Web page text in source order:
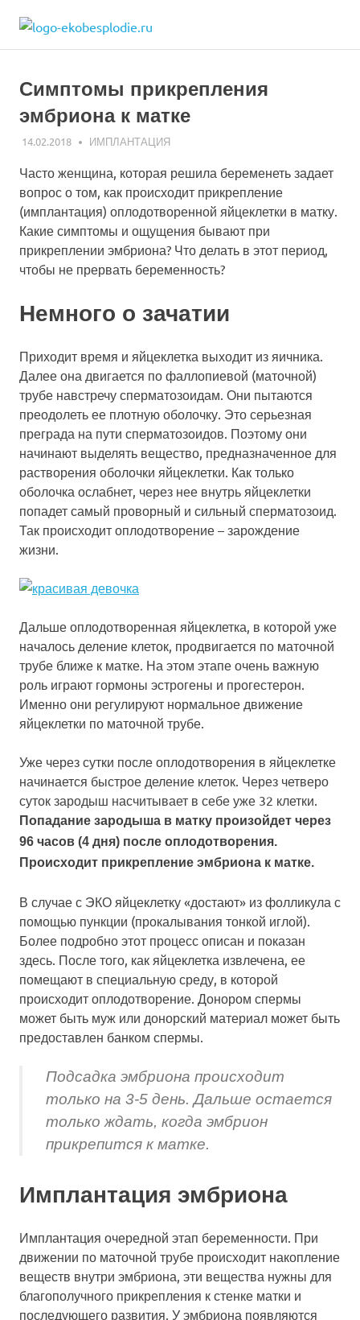
content
и
лечении
бесплодия
Симптомы прикрепления
эмбриона к матке
14.02.2018 ЭКО-1
ИМПЛАНТАЦИЯ
Часто женщина, которая решила беременеть задает
вопрос о том, как происходит прикрепление
(имплантация) оплодотворенной яйцеклетки в матку.
Какие симптомы и ощущения бывают при
прикреплении эмбриона? Что делать в этот период,
чтобы не прервать беременность?
Немного о зачатии
Приходит время и яйцеклетка выходит из яичника.
Далее она двигается по фаллопиевой (маточной)
трубе навстречу сперматозоидам. Они пытаются
преодолеть ее плотную оболочку. Это серьезная
преграда на пути сперматозоидов. Поэтому они
начинают выделять вещество, предназначенное для
растворения оболочки яйцеклетки. Как только
оболочка ослабнет, через нее внутрь яйцеклетки
попадет самый проворный и сильный сперматозоид.
Так происходит оплодотворение – зарождение
жизни.
Дальше оплодотворенная яйцеклетка, в которой уже
началось деление клеток, продвигается по маточной
трубе ближе к матке. На этом этапе очень важную
роль играют гормоны эстрогены и прогестерон.
Именно они регулируют нормальное движение
яйцеклетки по маточной трубе.
Уже через сутки после оплодотворения в яйцеклетке
начинается быстрое деление клеток. Через четверо
суток зародыш насчитывает в себе уже 32 клетки.
Попадание зародыша в матку произойдет через
96 часов (4 дня) после оплодотворения.
Происходит прикрепление эмбриона к матке.
В случае с ЭКО яйцеклетку «достают» из фолликула с
помощью пункции (прокалывания тонкой иглой).
Более подробно этот процесс описан и показан
здесь. После того, как яйцеклетка извлечена, ее
помещают в специальную среду, в которой
происходит оплодотворение. Донором спермы
может быть муж или донорский материал может быть
предоставлен банком спермы.
Подсадка эмбриона происходит
только на 3-5 день. Дальше остается
только ждать, когда эмбрион
прикрепится к матке.
Имплантация эмбриона
Имплантация очередной этап беременности. При
движении по маточной трубе происходит накопление
веществ внутри эмбриона, эти вещества нужны для
благополучного прикрепления к стенке матки и
последующего развития. У эмбриона появляются